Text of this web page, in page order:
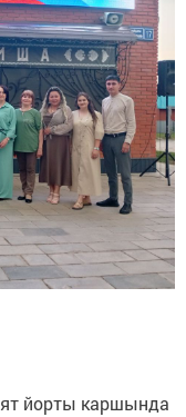
йорты каршында